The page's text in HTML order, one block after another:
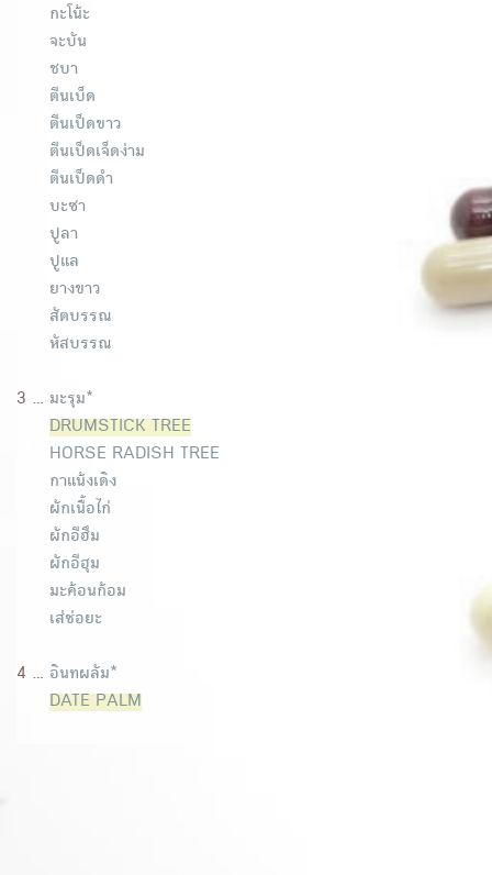
กะโน้ะ
จะบัน
ชบา
ตีนเบ็ด
ตีนเป็ดขาว
ตีนเป็ดเจ็ดง่าม
ตีนเป็ดดำ
บะซา
ปูลา
ปูแล
ยางขาว
สัตบรรณ
หัสบรรณ
3 ... มะรุม*
DRUMSTICK TREE
HORSE RADISH TREE
กาแน้งเดิง
ผักเนื้อไก่
ผักอีฮึม
ผักอีฮุม
มะค้อนก้อม
เส่ช่อยะ
4 ... อินทผลัม*
DATE PALM